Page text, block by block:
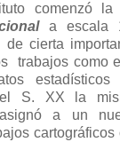
comenzó la
a escala
de cierta
trabajos como
S. XX la
a un